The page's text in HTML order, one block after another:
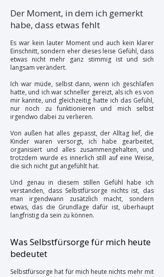
Der Moment, in dem ich gemerkt
habe, dass etwas fehlt
Es war kein lauter Moment und auch kein klarer
Einschnitt, sondern eher dieses leise Gefühl, dass
etwas nicht mehr ganz stimmig ist und sich
langsam verändert.
Ich war müde, selbst dann, wenn ich geschlafen
hatte, und ich war schneller gereizt, als ich es von
mir kannte, und gleichzeitig hatte ich das Gefühl,
nur noch zu funktionieren und mich selbst
irgendwo dabei zu verlieren.
Von außen hat alles gepasst, der Alltag lief, die
Kinder waren versorgt, ich habe gearbeitet,
organisiert und alles zusammengehalten, und
trotzdem wurde es innerlich still auf eine Weise,
die sich nicht gut angefühlt hat.
Und genau in diesem stillen Gefühl habe ich
verstanden, dass Selbstfürsorge nichts ist, das
man irgendwann zusätzlich macht, sondern
etwas, das die Grundlage dafür ist, überhaupt
langfristig da sein zu können.
Was Selbstfürsorge für mich heute
bedeutet
Selbstfürsorge hat für mich heute nichts mehr mit